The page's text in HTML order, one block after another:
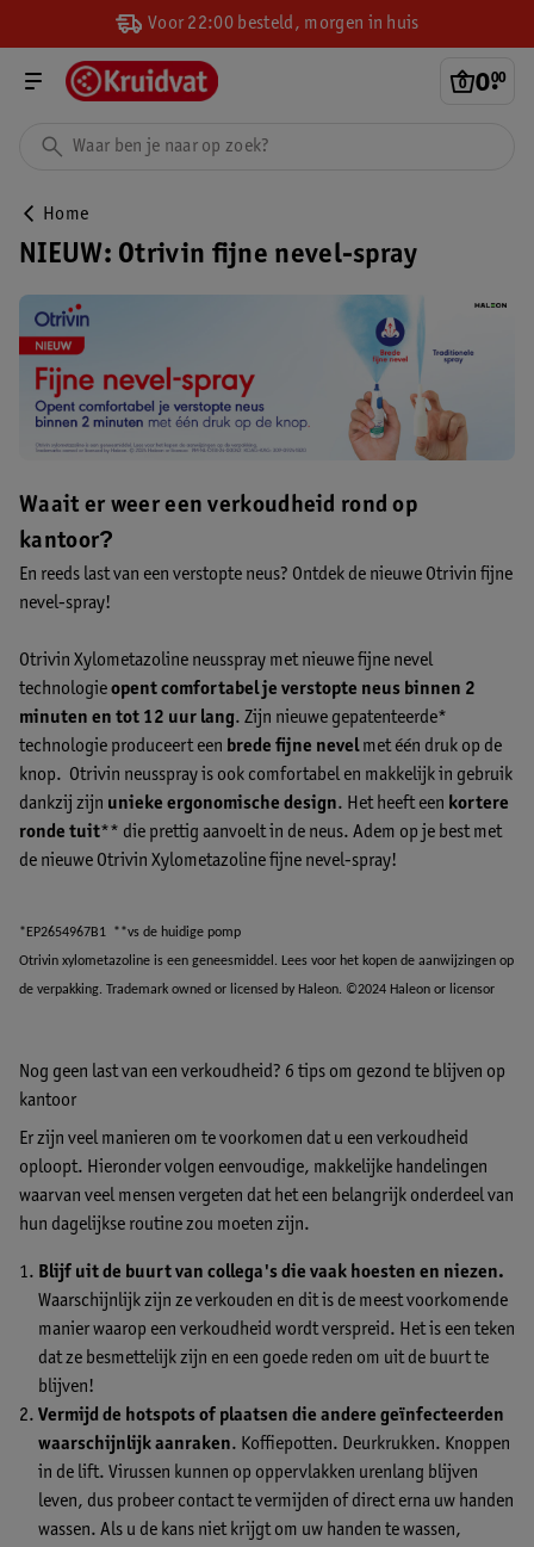
Voor 22:00 besteld, morgen in huis
0.
00
Home
NIEUW: Otrivin fijne nevel-spray
Waait er weer een verkoudheid rond op
kantoor?
En reeds last van een verstopte neus? Ontdek de nieuwe Otrivin fijne
nevel-spray!
Otrivin Xylometazoline neusspray met nieuwe fijne nevel
technologieopent comfortabel je verstopte neus binnen 2
minuten en tot 12 uur lang. Zijn nieuwe gepatenteerde*
technologie produceert een brede fijne nevelmet één druk op de
knop. Otrivin neusspray is ook comfortabel en makkelijk in gebruik
dankzij zijn unieke ergonomische design. Het heeft een kortere
ronde tuit** die prettig aanvoelt in de neus. Adem op je best met
de nieuwe Otrivin Xylometazoline fijne nevel-spray!
*EP2654967B1 **vs de huidige pomp
Otrivin xylometazoline is een geneesmiddel. Lees voor het kopen de aanwijzingen op
de verpakking. Trademark owned or licensed by Haleon. ©2024 Haleon or licensor
Nog geen last van een verkoudheid? 6 tips om gezond te blijven op
kantoor
Er zijn veel manieren om te voorkomen dat u een verkoudheid
oploopt. Hieronder volgen eenvoudige, makkelijke handelingen
waarvan veel mensen vergeten dat het een belangrijk onderdeel van
hun dagelijkse routine zou moeten zijn.
Blijf uit de buurt van collega's die vaak hoesten en niezen.
Waarschijnlijk zijn ze verkouden en dit is de meest voorkomende
manier waarop een verkoudheid wordt verspreid. Het is een teken
dat ze besmettelijk zijn en een goede reden om uit de buurt te
blijven!
Vermijd de hotspots of plaatsen die andere geïnfecteerden
waarschijnlijk aanraken. Koffiepotten. Deurkrukken. Knoppen
in de lift. Virussen kunnen op oppervlakken urenlang blijven
leven, dus probeer contact te vermijden of direct erna uw handen
wassen. Als u de kans niet krijgt om uw handen te wassen,